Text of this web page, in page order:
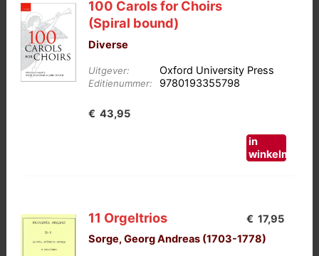
100 Carols for Choirs
(Spiral bound)
Diverse
Uitgever: Oxford University Press
Editienummer: 9780193355798
€ 43,95
in
winkelmand
11 Orgeltrios
Sorge, Georg Andreas (1703-1778)
€ 17,95